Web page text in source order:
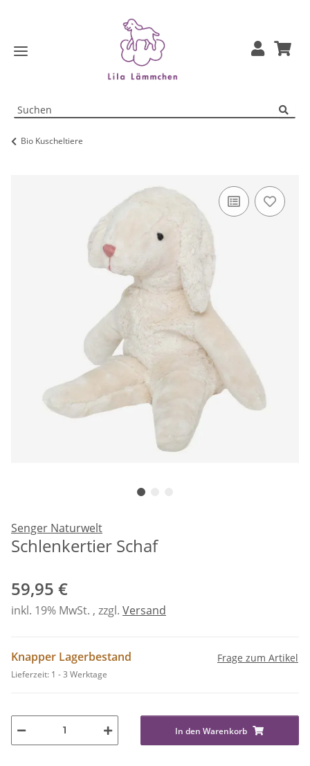
Bio Kuscheltiere
Senger Naturwelt
Schlenkertier Schaf
59,95 €
inkl. 19% MwSt. , zzgl. Versand
Knapper Lagerbestand
Lieferzeit: 1 - 3 Werktage
Frage zum Artikel
In den Warenkorb